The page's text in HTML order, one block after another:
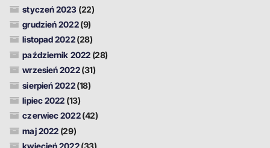
styczeń 2023 (22)
grudzień 2022(9)
listopad 2022(28)
październik 2022(28)
wrzesień 2022(31)
sierpień 2022(18)
lipiec 2022 (13)
czerwiec 2022(42)
maj 2022 (29)
kwiecień 2022(33)